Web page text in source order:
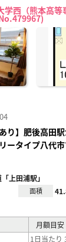
西（熊本高等
あり】肥後高
ータイプ八代
上田浦駅」
面積
月額目安
1日当たり